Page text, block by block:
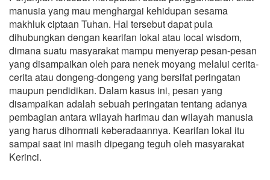
manusia yang mau menghargai kehidupan sesama
makhluk ciptaan Tuhan. Hal tersebut dapat pula
dihubungkan dengan kearifan lokal atau local wisdom,
dimana suatu masyarakat mampu menyerap pesan-pesan
yang disampaikan oleh para nenek moyang melalui cerita-
cerita atau dongeng-dongeng yang bersifat peringatan
maupun pendidikan. Dalam kasus ini, pesan yang
disampaikan adalah sebuah peringatan tentang adanya
pembagian antara wilayah harimau dan wilayah manusia
yang harus dihormati keberadaannya. Kearifan lokal itu
sampai saat ini masih dipegang teguh oleh masyarakat
Kerinci.